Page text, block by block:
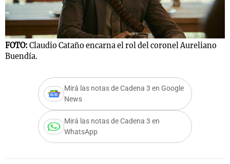
FOTO: Claudio Cataño encarna el rol del coronel Aureliano
Buendía.
Mirá las notas de Cadena 3 en Google
News
Mirá las notas de Cadena 3 en
WhatsApp